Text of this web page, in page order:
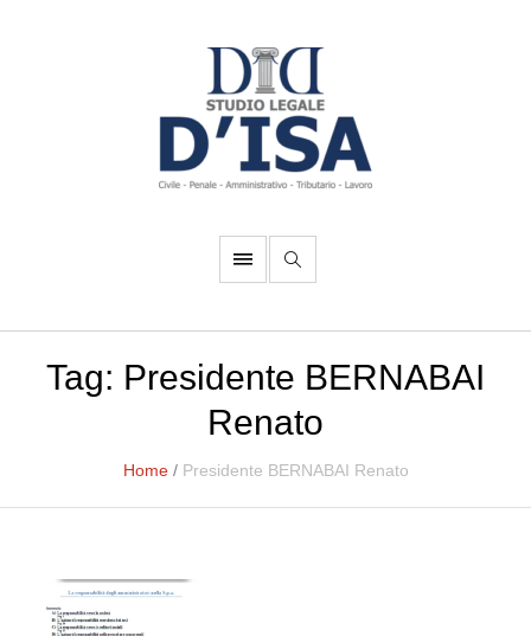
Tag: Presidente BERNABAI
Renato
Home / Presidente BERNABAI Renato